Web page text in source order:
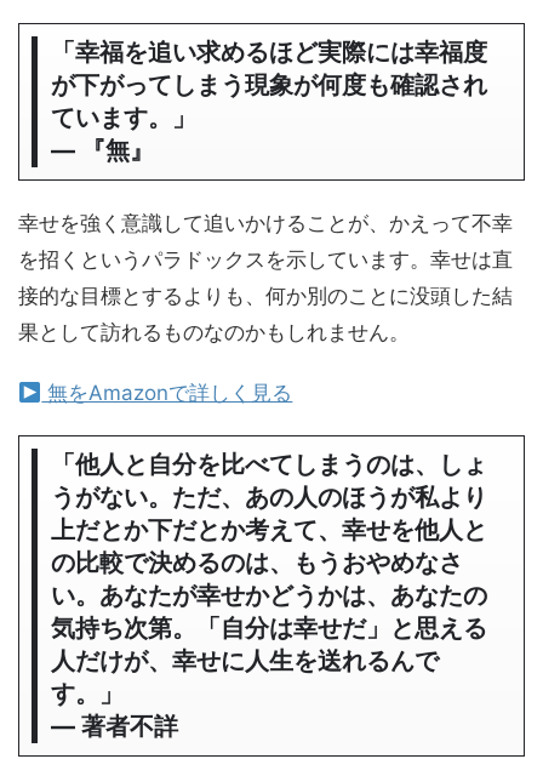
「幸福を追い求めるほど実際には幸福度
が下がってしまう現象が何度も確認され
ています。」
― 『無』
幸せを強く意識して追いかけることが、かえって不幸
を招くというパラドックスを示しています。幸せは直
接的な目標とするよりも、何か別のことに没頭した結
果として訪れるものなのかもしれません。
無をAmazonで詳しく見る
「他人と自分を比べてしまうのは、しょ
うがない。ただ、あの人のほうが私より
上だとか下だとか考えて、幸せを他人と
の比較で決めるのは、もうおやめなさ
い。あなたが幸せかどうかは、あなたの
気持ち次第。「自分は幸せだ」と思える
人だけが、幸せに人生を送れるんで
す。」
― 著者不詳